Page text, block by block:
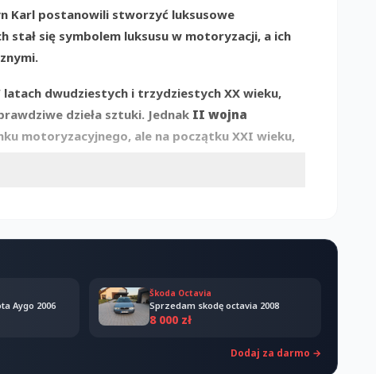
Karl postanowili stworzyć luksusowe
stał się symbolem luksusu w motoryzacji, a ich
dwudziestych i trzydziestych XX wieku,
dzieła sztuki. Jednak II wojna
motoryzacyjnego, ale na początku XXI wieku,
które zachwycają i inspirują kolejne pokolenia.
to synonim doskonałości, którego celem jest
Aygo 2006
Škoda Octavia
Sprzedam skodę octavia 2008
8 000 zł
Dodaj za darmo →